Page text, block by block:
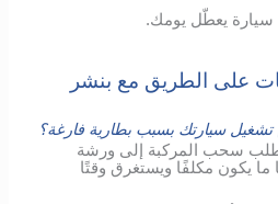
سيارة يعطّل يومك.
على الطريق مع بنشر
سيارتك بسبب بطارية فارغة؟
طلب سحب المركبة إلى ورشة
ما يكون مكلفًا ويستغرق وقتًا